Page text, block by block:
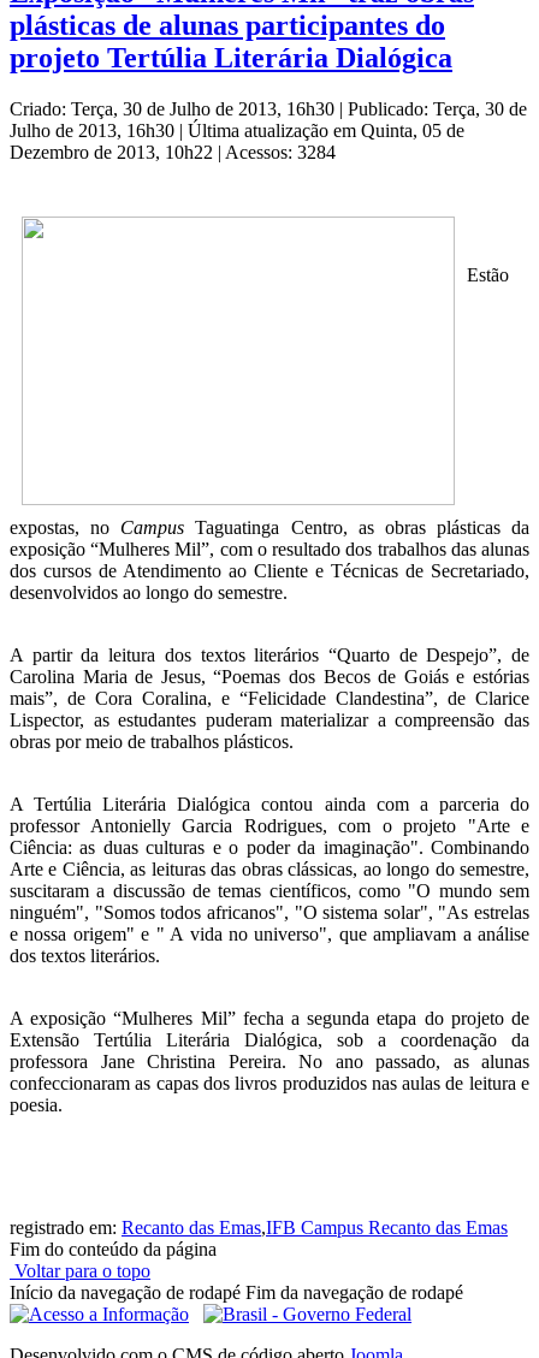
plásticas de alunas participantes do
projeto Tertúlia Literária Dialógica
Criado: Terça, 30 de Julho de 2013, 16h30 | Publicado: Terça, 30 de
Julho de 2013, 16h30 | Última atualização em Quinta, 05 de
Dezembro de 2013, 10h22 | Acessos: 3284
Estão
expostas, no CampusTaguatinga Centro, as obras plásticas da
exposição “Mulheres Mil”, com o resultado dos trabalhos das alunas
dos cursos de Atendimento ao Cliente e Técnicas de Secretariado,
desenvolvidos ao longo do semestre.
A partir da leitura dos textos literários “Quarto de Despejo”, de
Carolina Maria de Jesus, “Poemas dos Becos de Goiás e estórias
mais”, de Cora Coralina, e “Felicidade Clandestina”, de Clarice
Lispector, as estudantes puderam materializar a compreensão das
obras por meio de trabalhos plásticos.
A Tertúlia Literária Dialógica contou ainda com a parceria do
professor Antonielly Garcia Rodrigues, com o projeto "Arte e
Ciência: as duas culturas e o poder da imaginação". Combinando
Arte e Ciência, as leituras das obras clássicas, ao longo do semestre,
suscitaram a discussão de temas científicos, como "O mundo sem
ninguém", "Somos todos africanos", "O sistema solar", "As estrelas
e nossa origem" e " A vida no universo", que ampliavam a análise
dos textos literários.
A exposição “Mulheres Mil” fecha a segunda etapa do projeto de
Extensão Tertúlia Literária Dialógica, sob a coordenação da
professora Jane Christina Pereira. No ano passado, as alunas
confeccionaram as capas dos livros produzidos nas aulas de leitura e
poesia.
registrado em: Recanto das Emas,IFB Campus Recanto das Emas
Fim do conteúdo da página
Voltar para o topo
Início da navegação de rodapé Fim da navegação de rodapé